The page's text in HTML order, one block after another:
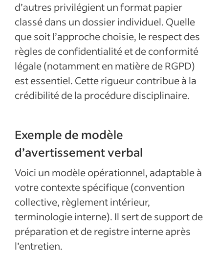
d’autres privilégient un format papier
classé dans un dossier individuel. Quelle
que soit l’approche choisie, le respect des
règles de confidentialité et de conformité
légale (notamment en matière de RGPD)
est essentiel. Cette rigueur contribue à la
crédibilité de la procédure disciplinaire.
Exemple de modèle
d’avertissement verbal
Voici un modèle opérationnel, adaptable à
votre contexte spécifique (convention
collective, règlement intérieur,
terminologie interne). Il sert de support de
préparation et de registre interne après
l’entretien.